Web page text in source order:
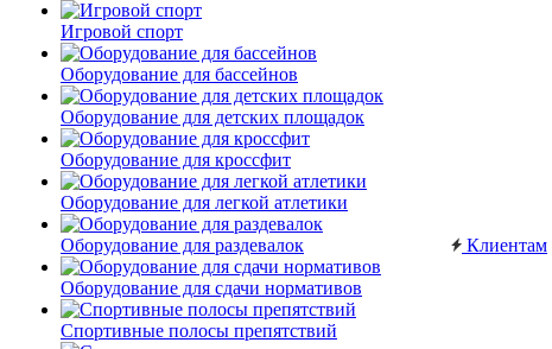
Игровой спорт
Оборудование для бассейнов
Оборудование для детских площадок
Оборудование для кроссфит
Оборудование для легкой атлетики
Оборудование для раздевалок
Оборудование для сдачи нормативов
Спортивные полосы препятствий
Клиентам